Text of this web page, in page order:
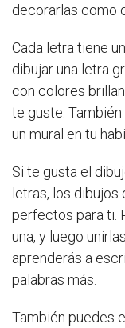
decorarlas como
Cada letra tiene
dibujar una letra
con colores
te guste.
un mural en tu
Si te gusta el
letras, los
perfectos para ti.
una, y luego
aprenderás a
palabras más.
También puedes